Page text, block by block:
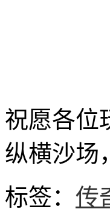
祝愿各位
纵横沙场
标签： 传